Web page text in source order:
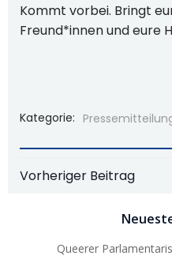
Kommt vorbei. Bringt
Freund*innen und eure
Kategorie:
Post
Vorheriger Beitrag
Queerer